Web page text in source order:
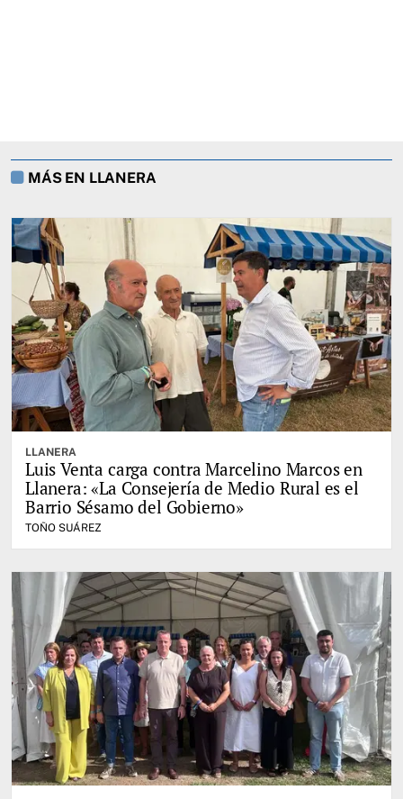
MÁS EN LLANERA
LLANERA
Luis Venta carga contra Marcelino Marcos en
Llanera: «La Consejería de Medio Rural es el
Barrio Sésamo del Gobierno»
TOÑO SUÁREZ